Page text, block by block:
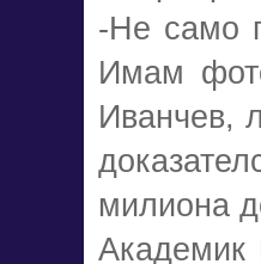
-Не само
Имам
Иванчев,
милиона
Академик